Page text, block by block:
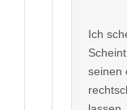
Ich
seinen